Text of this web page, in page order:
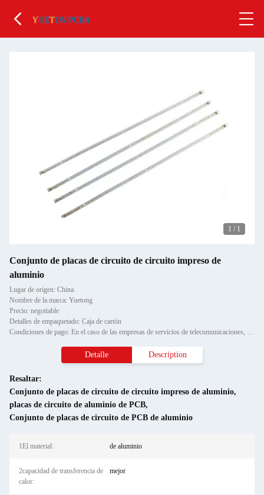
1 / 1
Conjunto de placas de circuito de circuito impreso de
aluminio
Lugar de origen: China.
Nombre de la marca: Yuetong
Precio: negotiable
Detalles de empaquetado: Caja de cartón
Condiciones de pago: En el caso de las empresas de servicios de telecomunicaciones, el importe de la ayuda se fijará en e
Detalle Description
Resaltar:
Conjunto de placas de circuito de circuito impreso de aluminio,
placas de circuito de aluminio de PCB,
Conjunto de placas de circuito de PCB de aluminio
1El material: de aluminio
2capacidad de transferencia de
calor:
mejor